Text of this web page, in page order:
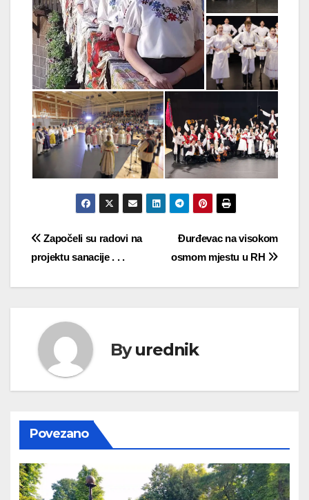
Navigacija
objava
Đurđevac na visokom
osmom mjestu u RH
Započeli su radovi na
projektu sanacije . . .
Byurednik
Povezano